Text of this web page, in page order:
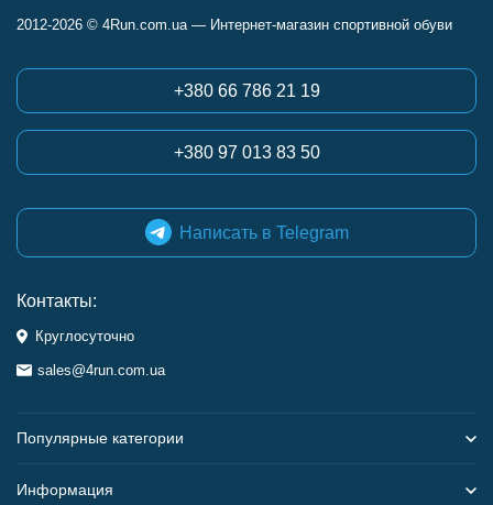
2012-2026 © 4Run.com.ua — Интернет-магазин спортивной обуви
+380 66 786 21 19
+380 97 013 83 50
Написать в Telegram
Контакты:
Круглосуточно
sales@4run.com.ua
Популярные категории
Информация